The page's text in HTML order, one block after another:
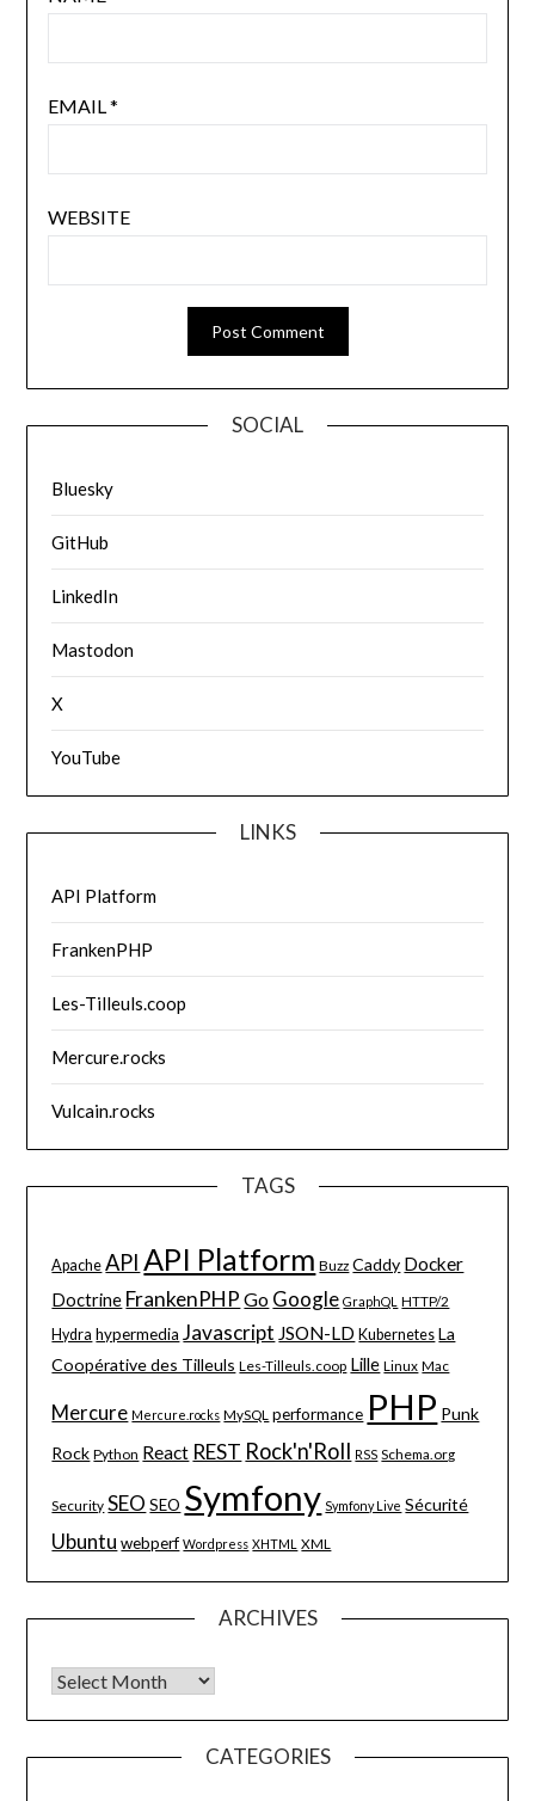
EMAIL*
WEBSITE
SOCIAL
Bluesky
GitHub
LinkedIn
Mastodon
X
YouTube
LINKS
API Platform
FrankenPHP
Les-Tilleuls.coop
Mercure.rocks
Vulcain.rocks
TAGS
Apache API API Platform Buzz Caddy Docker
Doctrine FrankenPHP Go Google GraphQL HTTP/2
Hydra hypermedia Javascript JSON-LD Kubernetes La
Coopérative des Tilleuls Les-Tilleuls.coop Lille Linux Mac
Mercure Mercure.rocks MySQL performance PHP Punk
Rock Python React REST Rock'n'Roll RSS Schema.org
Security SEO SEO Symfony Symfony Live Sécurité
Ubuntu webperf Wordpress XHTML XML
ARCHIVES
Archives
CATEGORIES